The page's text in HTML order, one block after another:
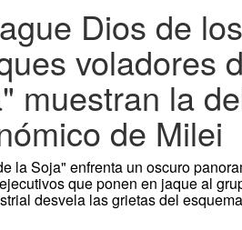
Dios de
voladores
muestran la
de Milei
la Soja" enfrenta un oscuro
que ponen en jaque al
desvela las grietas del